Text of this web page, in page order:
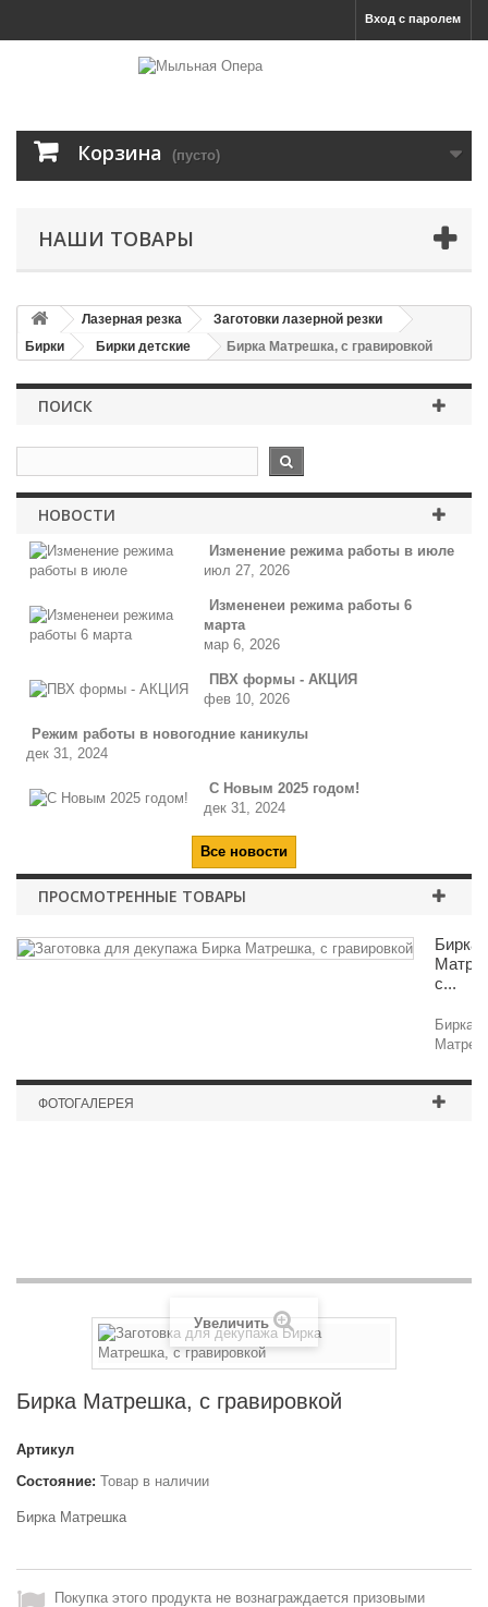
Вход с паролем
Корзина (пусто)
НАШИ ТОВАРЫ
Лазерная резка
Заготовки лазерной резки
Бирки
Бирки детские Бирка Матрешка, с гравировкой
ПОИСК
НОВОСТИ
Изменение режима работы в июле
июл 27, 2026
Измененеи режима работы 6
марта
мар 6, 2026
ПВХ формы - АКЦИЯ
фев 10, 2026
Режим работы в новогодние каникулы
дек 31, 2024
С Новым 2025 годом!
дек 31, 2024
Все новости
ПРОСМОТРЕННЫЕ ТОВАРЫ
Бирка
с...
Бирка
ФОТОГАЛЕРЕЯ
Увеличить
Бирка Матрешка, с гравировкой
Артикул
Состояние: Товар в наличии
Бирка Матрешка
Покупка этого продукта не вознаграждается призовыми